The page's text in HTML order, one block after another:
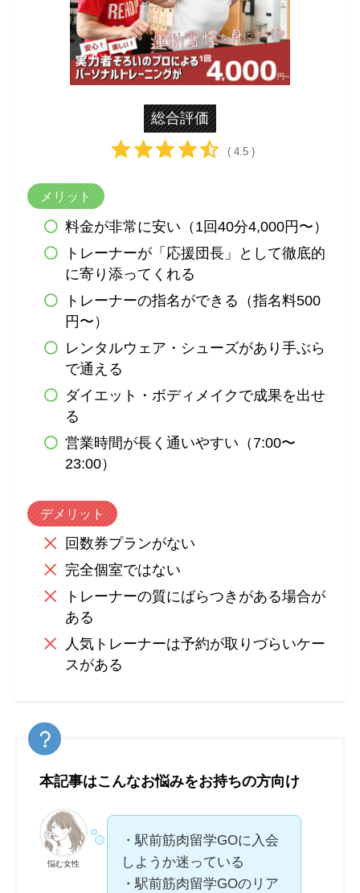
総合評価
( 4.5 )
メリット
料金が非常に安い（1回40分4,000円〜）
トレーナーが「応援団長」として徹底的
に寄り添ってくれる
トレーナーの指名ができる（指名料500
円〜）
レンタルウェア・シューズがあり手ぶら
で通える
ダイエット・ボディメイクで成果を出せ
る
営業時間が長く通いやすい（7:00〜
23:00）
デメリット
回数券プランがない
完全個室ではない
トレーナーの質にばらつきがある場合が
ある
人気トレーナーは予約が取りづらいケー
スがある
本記事はこんなお悩みをお持ちの方向け
悩む女性
・駅前筋肉留学GOに入会
しようか迷っている
・駅前筋肉留学GOのリア